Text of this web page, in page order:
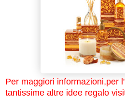
Per maggiori informazioni,per
tantissime altre idee regalo